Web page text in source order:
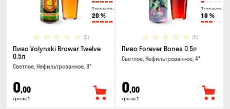
Плотность
20 %
(0)
Пиво Volynski Browar Twelve
0.5л
Светлое, Нефильтрованное, 8°
0,00
грн за 1
Плотность
10 %
(0)
Пиво Forever Bones 0.5л
Светлое, Нефильтрованное, 4°
0,00
грн за 1